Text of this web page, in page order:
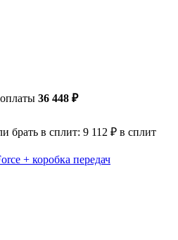
36 448 ₽
брать в сплит: 9 112 ₽ в сплит
+ коробка передач